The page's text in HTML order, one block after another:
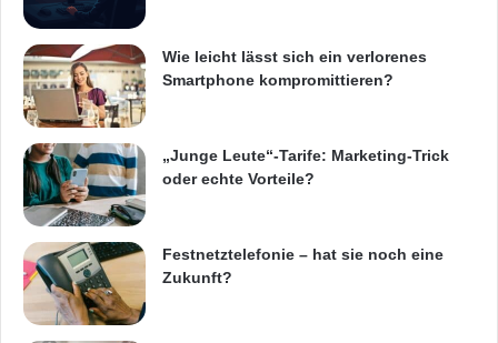
Wie leicht lässt sich ein verlorenes
Smartphone kompromittieren?
„Junge Leute“-Tarife: Marketing-Trick
oder echte Vorteile?
Festnetztelefonie – hat sie noch eine
Zukunft?